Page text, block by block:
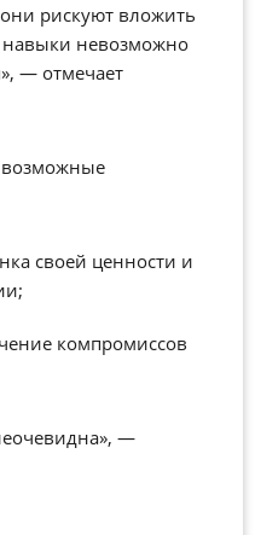
рискуют вложить
навыки невозможно
— отмечает
возможные
своей ценности и
компромиссов
—